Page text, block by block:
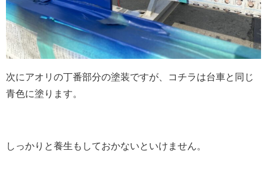
次にアオリの丁番部分の塗装ですが、コチラは台車と同じ
青色に塗ります。
しっかりと養生もしておかないといけません。